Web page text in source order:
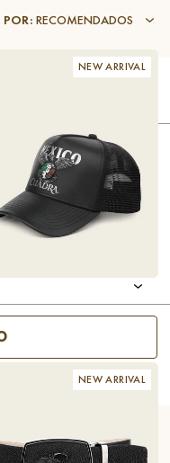
POR: RECOMENDADOS
NEW ARRIVAL
MÉXICO 2026
$98
NEW ARRIVAL